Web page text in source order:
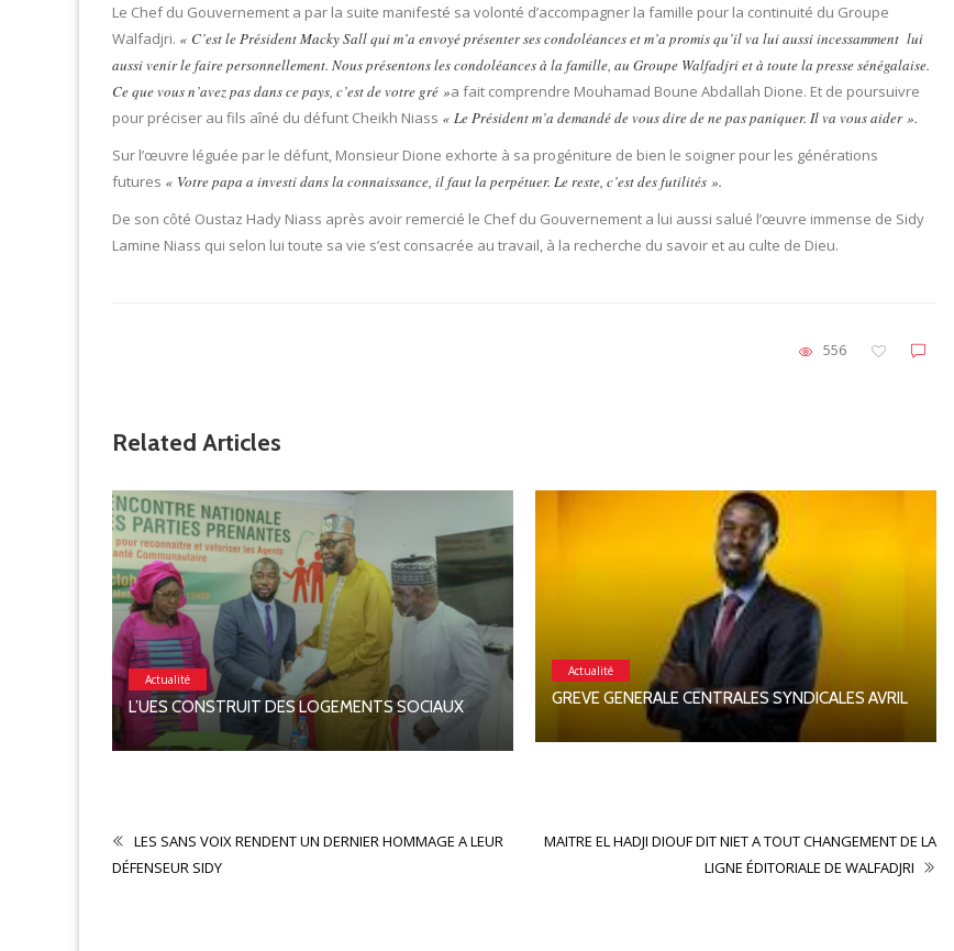
Le Chef du Gouvernement a par la suite manifesté sa volonté d’accompagner la famille pour la continuité du Groupe
Walfadjri. « C’est le Président Macky Sall qui m’a envoyé présenter ses condoléances et m’a promis qu’il va lui aussi incessamment lui
aussi venir le faire personnellement. Nous présentons les condoléances à la famille, au Groupe Walfadjri et à toute la presse sénégalaise.
Ce que vous n’avez pas dans ce pays, c’est de votre gré »a fait comprendre Mouhamad Boune Abdallah Dione. Et de poursuivre
pour préciser au fils aîné du défunt Cheikh Niass « Le Président m’a demandé de vous dire de ne pas paniquer. Il va vous aider ».
Sur l’œuvre léguée par le défunt, Monsieur Dione exhorte à sa progéniture de bien le soigner pour les générations
futures « Votre papa a investi dans la connaissance, il faut la perpétuer. Le reste, c’est des futilités ».
De son côté Oustaz Hady Niass après avoir remercié le Chef du Gouvernement a lui aussi salué l’œuvre immense de Sidy
Lamine Niass qui selon lui toute sa vie s’est consacrée au travail, à la recherche du savoir et au culte de Dieu.
556
Related Articles
Actualité
L’UES CONSTRUIT DES LOGEMENTS SOCIAUX
Actualité
GREVE GENERALE CENTRALES SYNDICALES AVRIL
LES SANS VOIX RENDENT UN DERNIER HOMMAGE A LEUR
DÉFENSEUR SIDY
MAITRE EL HADJI DIOUF DIT NIET A TOUT CHANGEMENT DE LA
LIGNE ÉDITORIALE DE WALFADJRI